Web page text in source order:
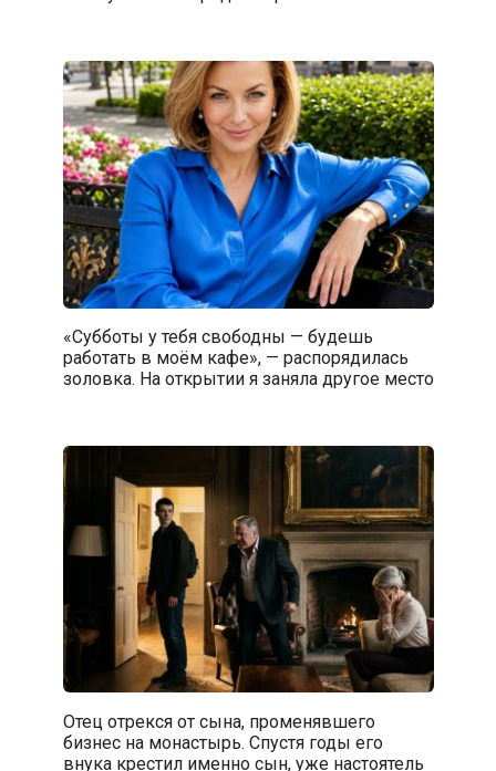
«Субботы у тебя свободны — будешь
работать в моём кафе», — распорядилась
золовка. На открытии я заняла другое место
Отец отрекся от сына, променявшего
бизнес на монастырь. Спустя годы его
внука крестил именно сын, уже настоятель